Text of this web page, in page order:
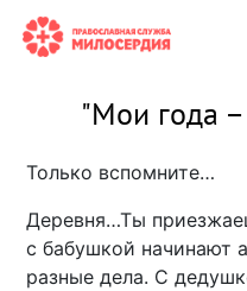
"Мои года –
Только вспомните…
Деревня…Ты
с бабушкой начинают
разные дела. С